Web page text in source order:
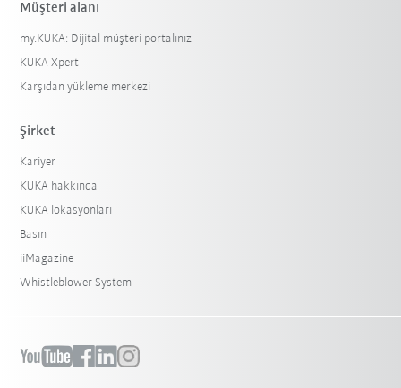
Müşteri alanı
my.KUKA: Dijital müşteri portalınız
KUKA Xpert
Karşıdan yükleme merkezi
Şirket
Kariyer
KUKA hakkında
KUKA lokasyonları
Basın
iiMagazine
Whistleblower System